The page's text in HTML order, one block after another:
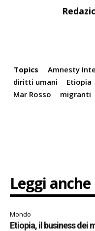
Topics Amnesty
diritti umani
Etiopia
Mar Rosso
migranti
Leggi anche
Mondo
Etiopia, il business dei